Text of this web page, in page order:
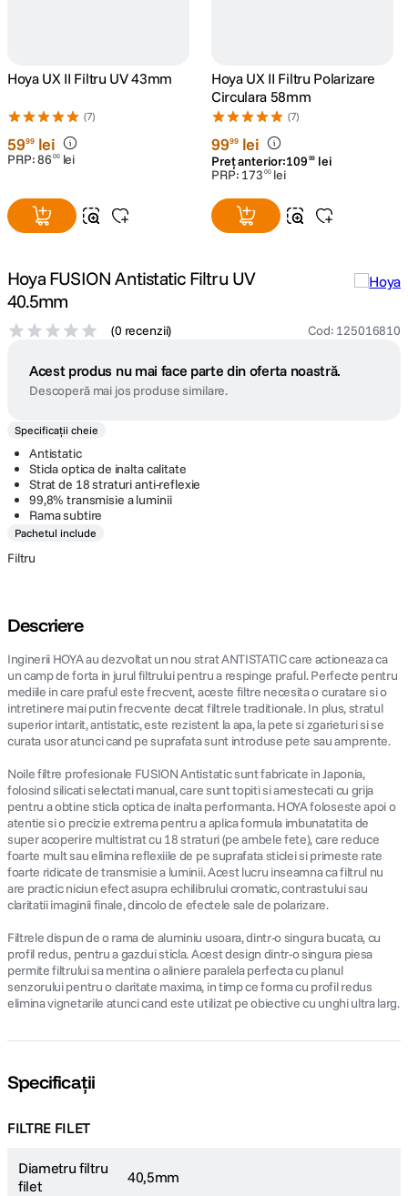
Hoya UX II Filtru UV 43mm
(7)
5999 lei
PRP:86 00 lei
Hoya UX II Filtru Polarizare
Circulara 58mm
(7)
9999 lei
Preț anterior:109 99 lei
PRP: 173 00 lei
Hoya FUSION Antistatic Filtru UV
40.5mm
(0 recenzii) Cod: 125016810
Acest produs nu mai face parte din oferta noastră.
Descoperă mai jos produse similare.
Specificații cheie
Antistatic
Sticla optica de inalta calitate
Strat de 18 straturi anti-reflexie
99,8% transmisie a luminii
Rama subtire
Pachetul include
Filtru
Descriere
Inginerii HOYA au dezvoltat un nou strat ANTISTATIC care actioneaza ca
un camp de forta in jurul filtrului pentru a respinge praful. Perfecte pentru
mediile in care praful este frecvent, aceste filtre necesita o curatare si o
intretinere mai putin frecvente decat filtrele traditionale. In plus, stratul
superior intarit, antistatic, este rezistent la apa, la pete si zgarieturi si se
curata usor atunci cand pe suprafata sunt introduse pete sau amprente.
Noile filtre profesionale FUSION Antistatic sunt fabricate in Japonia,
folosind silicati selectati manual, care sunt topiti si amestecati cu grija
pentru a obtine sticla optica de inalta performanta. HOYA foloseste apoi o
atentie si o precizie extrema pentru a aplica formula imbunatatita de
super acoperire multistrat cu 18 straturi (pe ambele fete), care reduce
foarte mult sau elimina reflexiile de pe suprafata sticlei si primeste rate
foarte ridicate de transmisie a luminii. Acest lucru inseamna ca filtrul nu
are practic niciun efect asupra echilibrului cromatic, contrastului sau
claritatii imaginii finale, dincolo de efectele sale de polarizare.
Filtrele dispun de o rama de aluminiu usoara, dintr-o singura bucata, cu
profil redus, pentru a gazdui sticla. Acest design dintr-o singura piesa
permite filtrului sa mentina o aliniere paralela perfecta cu planul
senzorului pentru o claritate maxima, in timp ce forma cu profil redus
elimina vignetarile atunci cand este utilizat pe obiective cu unghi ultra larg.
Specificații
FILTRE FILET
Diametru filtru
filet
40,5mm